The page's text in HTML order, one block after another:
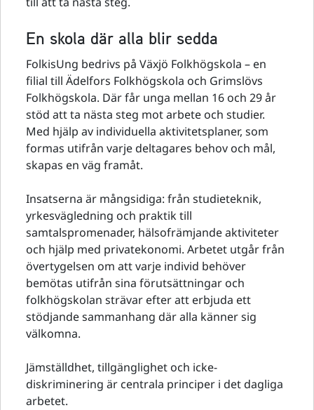
En skola där alla blir sedda
FolkisUng bedrivs på Växjö Folkhögskola – en
filial till Ädelfors Folkhögskola och Grimslövs
Folkhögskola. Där får unga mellan 16 och 29 år
stöd att ta nästa steg mot arbete och studier.
Med hjälp av individuella aktivitetsplaner, som
formas utifrån varje deltagares behov och mål,
skapas en väg framåt.
Insatserna är mångsidiga: från studieteknik,
yrkesvägledning och praktik till
samtalspromenader, hälsofrämjande aktiviteter
och hjälp med privatekonomi. Arbetet utgår från
övertygelsen om att varje individ behöver
bemötas utifrån sina förutsättningar och
folkhögskolan strävar efter att erbjuda ett
stödjande sammanhang där alla känner sig
välkomna.
Jämställdhet, tillgänglighet och icke-
diskriminering är centrala principer i det dagliga
arbetet.